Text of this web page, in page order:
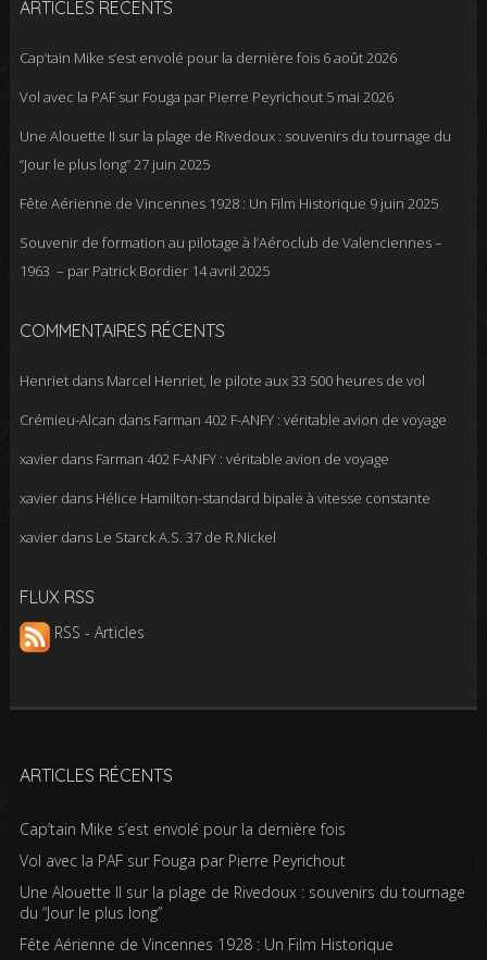
ARTICLES RÉCENTS
Cap’tain Mike s’est envolé pour la dernière fois 6 août 2026
Vol avec la PAF sur Fouga par Pierre Peyrichout 5 mai 2026
Une Alouette II sur la plage de Rivedoux : souvenirs du tournage du
“Jour le plus long”27 juin 2025
Fête Aérienne de Vincennes 1928 : Un Film Historique 9 juin 2025
Souvenir de formation au pilotage à l’Aéroclub de Valenciennes –
1963 – par Patrick Bordier 14 avril 2025
COMMENTAIRES RÉCENTS
Henrietdans Marcel Henriet, le pilote aux 33 500 heures de vol
Crémieu-Alcan dans Farman 402 F-ANFY : véritable avion de voyage
xavierdans Farman 402 F-ANFY : véritable avion de voyage
xavierdans Hélice Hamilton-standard bipale à vitesse constante
xavierdans Le Starck A.S. 37 de R.Nickel
FLUX RSS
RSS - Articles
ARTICLES RÉCENTS
Cap’tain Mike s’est envolé pour la dernière fois
Vol avec la PAF sur Fouga par Pierre Peyrichout
Une Alouette II sur la plage de Rivedoux : souvenirs du tournage
du “Jour le plus long”
Fête Aérienne de Vincennes 1928 : Un Film Historique